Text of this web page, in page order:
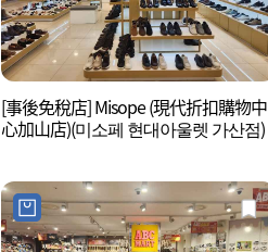
[事後免稅店] Misope (現代折扣購物中
心加山店)(미소페 현대아울렛 가산점)